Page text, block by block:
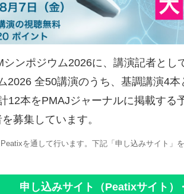
シンポジウム2026に、講演記者とし
2026 全50講演のうち、基調講演4
12本をPMAJジャーナルに掲載する
募集しています。
を通して行います。下記「申し込みサイト」
申し込みサイト（Peatixサイト）